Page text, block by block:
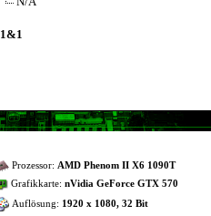
1&1
Prozessor: AMD Phenom II X6 1090T
Grafikkarte: nVidia GeForce GTX 570
Auflösung: 1920 x 1080, 32 Bit